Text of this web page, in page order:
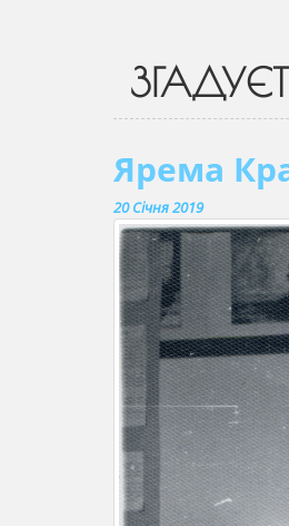
Ярема
20 Січня 2019